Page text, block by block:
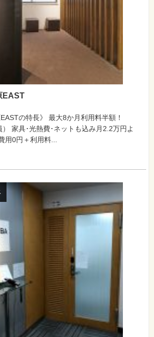
EAST
の特長》 最大8か月利用料半額！
） 家具･光熱費･ネットも込み月2.2万円よ
用0円＋利用料...